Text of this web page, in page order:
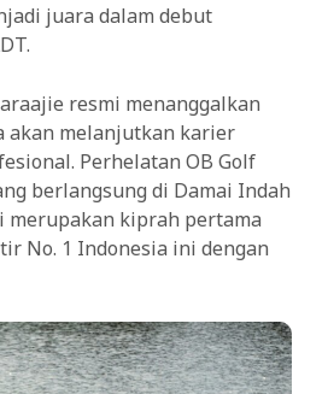
juara dalam debut
resmi menanggalkan
akan melanjutkan karier
Perhelatan OB Golf
berlangsung di Damai Indah
merupakan kiprah pertama
No. 1 Indonesia ini dengan